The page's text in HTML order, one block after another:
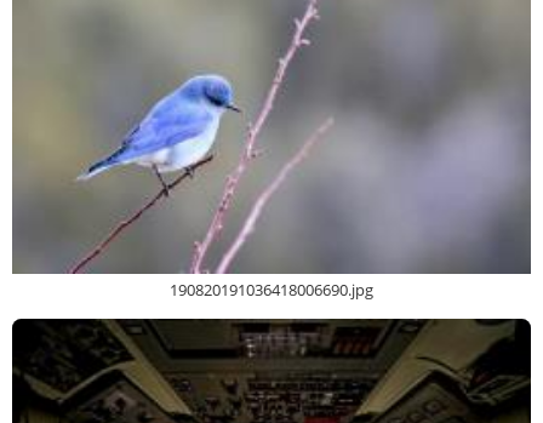
190820191036418006690.jpg